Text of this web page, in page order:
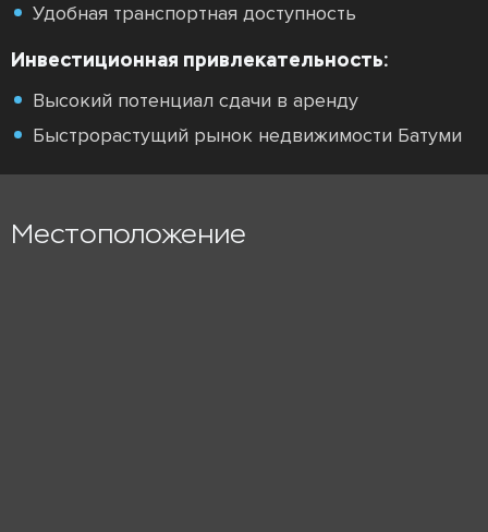
Удобная транспортная доступность
Инвестиционная привлекательность:
Высокий потенциал сдачи в аренду
Быстрорастущий рынок недвижимости Батуми
Местоположение